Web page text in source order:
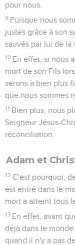
pour nous.
9 Puisque nous
justes grâce à son
sauvés par lui de la
10 En effet, si nous
mort de son Fils
serons à bien plus
que nous sommes
11 Bien plus, nous
Seigneur Jésus-
réconciliation.
Adam et
12 C'est pourquoi,
est entré dans le
mort a atteint tous
13 En effet, avant
déjà dans le
quand il n'y a pas